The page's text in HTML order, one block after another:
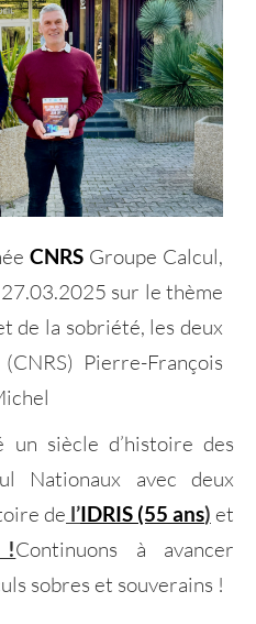
CNRSGroupe Calcul,
sur le thème
de la sobriété, les deux
Pierre-François
siècle d’histoire des
Nationaux avec deux
de l’IDRIS (55 ans) et
!Continuons à avancer
sobres et souverains !